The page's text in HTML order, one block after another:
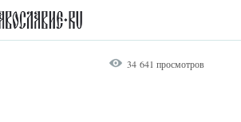
34 641 просмотров